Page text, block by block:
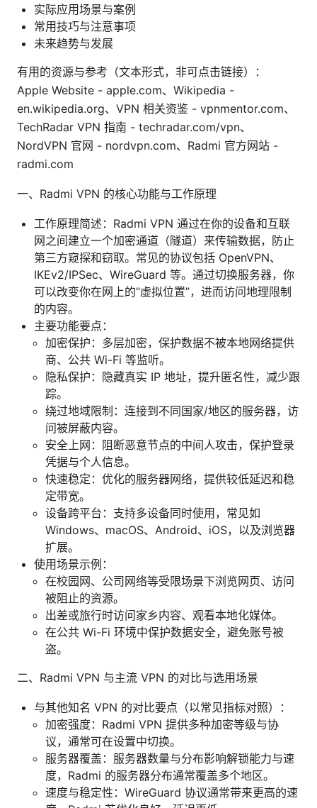
实际应用场景与案例
常用技巧与注意事项
未来趋势与发展
有用的资源与参考（文本形式，非可点击链接）：
Apple Website - apple.com、Wikipedia -
en.wikipedia.org、VPN 相关资鉴 - vpnmentor.com、
TechRadar VPN 指南 - techradar.com/vpn、
NordVPN 官网 - nordvpn.com、Radmi 官方网站 -
radmi.com
一、Radmi VPN 的核心功能与工作原理
工作原理简述：Radmi VPN 通过在你的设备和互联
网之间建立一个加密通道（隧道）来传输数据，防止
第三方窥探和窃取。常见的协议包括 OpenVPN、
IKEv2/IPSec、WireGuard 等。通过切换服务器，你
可以改变你在网上的“虚拟位置”，进而访问地理限制
的内容。
主要功能要点：
加密保护：多层加密，保护数据不被本地网络提供
商、公共 Wi-Fi 等监听。
隐私保护：隐藏真实 IP 地址，提升匿名性，减少跟
踪。
绕过地域限制：连接到不同国家/地区的服务器，访
问被屏蔽内容。
安全上网：阻断恶意节点的中间人攻击，保护登录
凭据与个人信息。
快速稳定：优化的服务器网络，提供较低延迟和稳
定带宽。
设备跨平台：支持多设备同时使用，常见如
Windows、macOS、Android、iOS，以及浏览器
扩展。
使用场景示例：
在校园网、公司网络等受限场景下浏览网页、访问
被阻止的资源。
出差或旅行时访问家乡内容、观看本地化媒体。
在公共 Wi-Fi 环境中保护数据安全，避免账号被
盗。
二、Radmi VPN 与主流 VPN 的对比与选用场景
与其他知名 VPN 的对比要点（以常见指标对照）：
加密强度：Radmi VPN 提供多种加密等级与协
议，通常可在设置中切换。
服务器覆盖：服务器数量与分布影响解锁能力与速
度，Radmi 的服务器分布通常覆盖多个地区。
速度与稳定性：WireGuard 协议通常带来更高的速